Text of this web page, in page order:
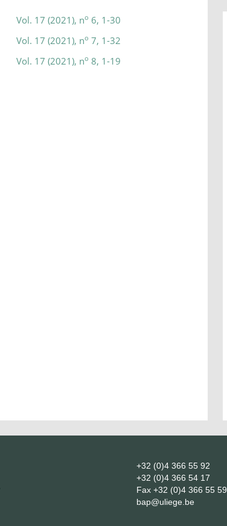
Vol. 17 (2021), no 6, 1-30
Vol. 17 (2021), no 7, 1-32
Vol. 17 (2021), no 8, 1-19
+32 (0)4 366 55 92
+32 (0)4 366 54 17
Fax +32 (0)4 366 55 59
bap@uliege.be